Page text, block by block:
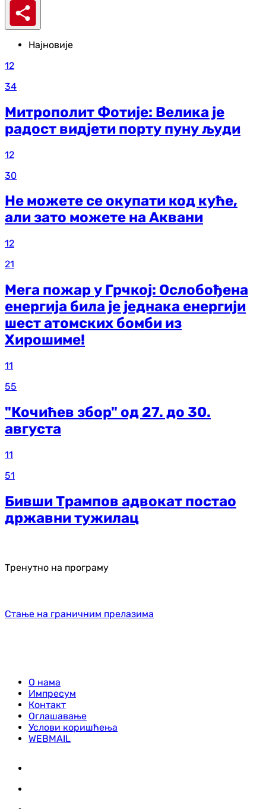
Најновије
12
34
Митрополит Фотије: Велика је
радост видјети порту пуну људи
12
30
Не можете се окупати код куће,
али зато можете на Аквани
12
21
Мега пожар у Грчкој: Ослобођена
енергија била је једнака енергији
шест атомских бомби из
Хирошиме!
11
55
"Кочићев збор" од 27. до 30.
августа
11
51
Бивши Трампов адвокат постао
државни тужилац
Тренутно на програму
Стање на граничним прелазима
О нама
Импресум
Контакт
Оглашавање
Услови коришћења
WEBMAIL